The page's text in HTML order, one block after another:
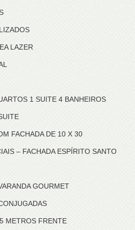
LAZER
1 SUITE 4 BANHEIROS
FACHADA DE 10 X 30
– FACHADA ESPÍRITO SANTO
GOURMET
METROS FRENTE